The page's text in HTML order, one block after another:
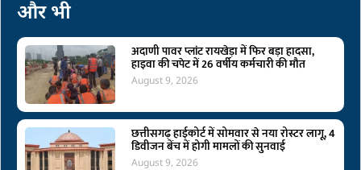
और भी
अदाणी पावर प्लांट रायखेड़ा में फिर बड़ा हादसा,
हाइवा की चपेट में 26 वर्षीय कर्मचारी की मौत
August 9, 2026
छत्तीसगढ़ हाईकोर्ट में सोमवार से नया रोस्टर लागू, 4
डिवीजन बेंच में होगी मामलों की सुनवाई
August 9, 2026